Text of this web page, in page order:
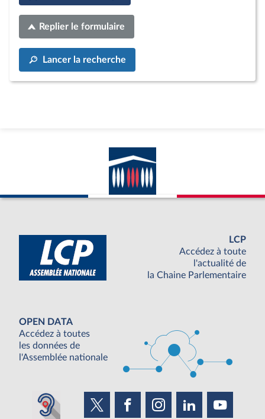
Replier le formulaire
Lancer la recherche
LCP
Accédez à toute
l'actualité de
la Chaine Parlementaire
OPEN DATA
Accédez à toutes
les données de
l'Assemblée nationale